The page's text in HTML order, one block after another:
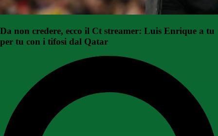
Da non credere, ecco il Ct streamer: Luis Enrique a tu
per tu con i tifosi dal Qatar